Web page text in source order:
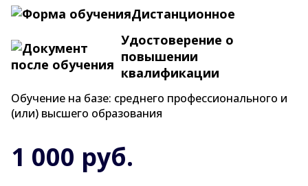
Дистанционное
Удостоверение о
повышении
квалификации
Обучение на базе: среднего профессионального и
(или) высшего образования
1 000 руб.